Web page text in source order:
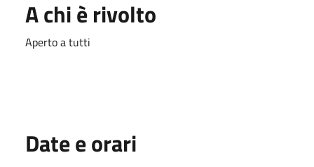
A chi è rivolto
Aperto a tutti
Date e orari